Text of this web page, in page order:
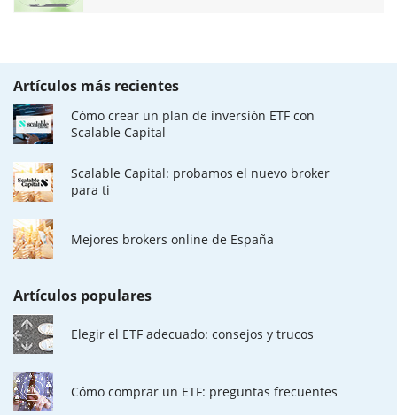
Artículos más recientes
Cómo crear un plan de inversión ETF con
Scalable Capital
Scalable Capital: probamos el nuevo broker
para ti
Mejores brokers online de España
Artículos populares
Elegir el ETF adecuado: consejos y trucos
Cómo comprar un ETF: preguntas frecuentes